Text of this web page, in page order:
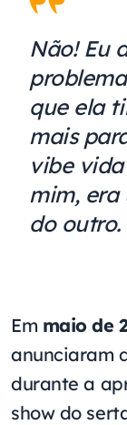
Não! Eu
que ela
mais
vibe
mim, era
do outro.
Em maio de
anunciaram
durante a
show do